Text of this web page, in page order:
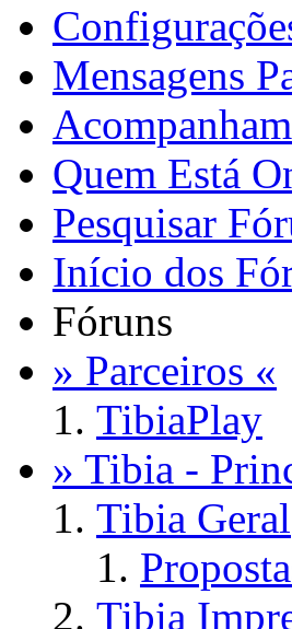
Mensagens
Quem Está
Pesquisar
Início dos
Fóruns
» Parceiros «
TibiaPlay
» Tibia -
Tibia Geral
Tibia